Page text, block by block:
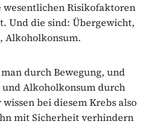
Risikofaktoren
Und die sind: Übergewicht,
Alkoholkonsum.
durch Bewegung, und
Alkoholkonsum durch
bei diesem Krebs also
mit Sicherheit verhindern